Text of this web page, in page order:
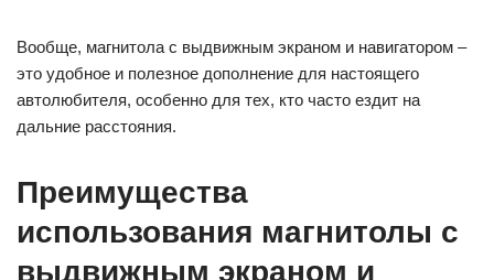
Вообще, магнитола с выдвижным экраном и навигатором –
это удобное и полезное дополнение для настоящего
автолюбителя, особенно для тех, кто часто ездит на
дальние расстояния.
Преимущества
использования магнитолы с
выдвижным экраном и